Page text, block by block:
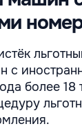
с
более 18